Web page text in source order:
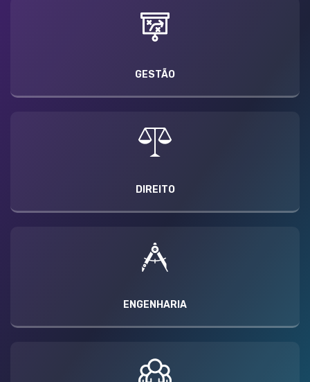
GESTÃO
DIREITO
ENGENHARIA